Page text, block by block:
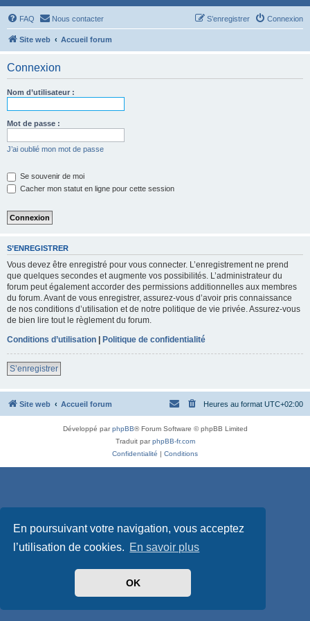
En poursuivant votre navigation, vous acceptez
l’utilisation de cookies. En savoir plus
OK
FAQ Nous contacter Connexion
S’enregistrer
Site web Accueil forum
Connexion
Nom d’utilisateur :
Mot de passe :
J’ai oublié mon mot de passe
Se souvenir de moi
Cacher mon statut en ligne pour cette session
S’ENREGISTRER
Vous devez être enregistré pour vous connecter. L’enregistrement ne prend
que quelques secondes et augmente vos possibilités. L’administrateur du
forum peut également accorder des permissions additionnelles aux membres
du forum. Avant de vous enregistrer, assurez-vous d’avoir pris connaissance
de nos conditions d’utilisation et de notre politique de vie privée. Assurez-vous
de bien lire tout le règlement du forum.
Conditions d’utilisation | Politique de confidentialité
S’enregistrer
Site web Accueil forum Heures au format UTC+02:00
Développé parphpBB® Forum Software © phpBB Limited
Traduit parphpBB-fr.com
Confidentialité | Conditions